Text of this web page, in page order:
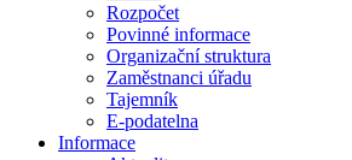
Rozpočet
Povinné informace
Organizační struktura
Zaměstnanci úřadu
Tajemník
E-podatelna
Informace